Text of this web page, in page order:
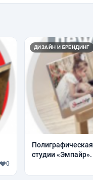
0
ДИЗАЙН И БРЕНДИНГ
студии «Эмпайр».